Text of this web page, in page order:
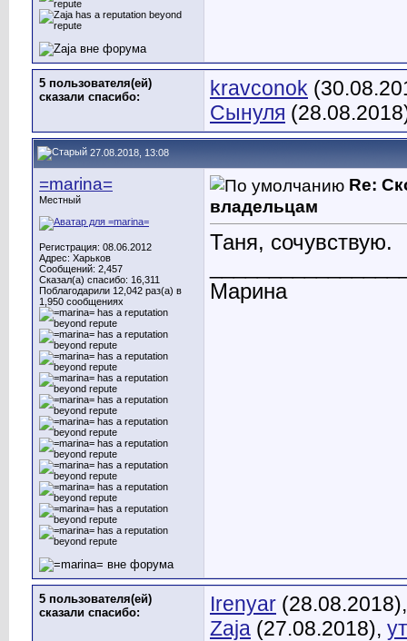
5 пользователя(ей)
сказали cпасибо:
kravconok
Сынуля
27.08.2018, 13:08
=marina=
Местный
Регистрация: 08.06.2012
Адрес: Харьков
Сообщений: 2,457
Сказал(а) спасибо: 16,311
Поблагодарили 12,042 раз(а) в
1,950 сообщениях
Re:
владельцам
Таня, сочувствую.
Марина
5 пользователя(ей)
сказали cпасибо:
Irenyar
Zaja (27.08.2018),